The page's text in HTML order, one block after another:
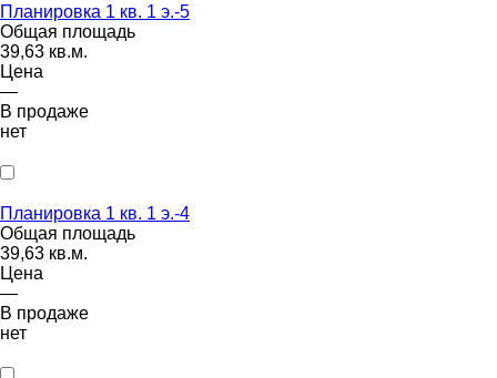
Планировка 1 кв. 1 э.-5
Общая площадь
39,63 кв.м.
Цена
—
В продаже
нет
Планировка 1 кв. 1 э.-4
Общая площадь
39,63 кв.м.
Цена
—
В продаже
нет